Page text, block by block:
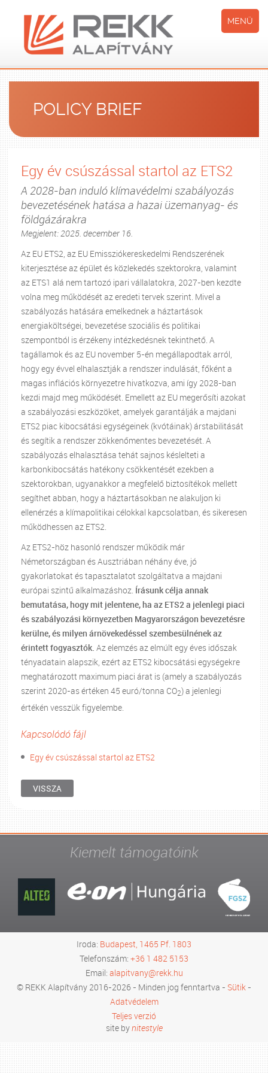
MENÜ
POLICY BRIEF
Egy év csúszással startol az ETS2
A 2028-ban induló klímavédelmi szabályozás
bevezetésének hatása a hazai üzemanyag- és
földgázárakra
Megjelent: 2025. december 16.
Az EU ETS2, az EU Emissziókereskedelmi Rendszerének
kiterjesztése az épület és közlekedés szektorokra, valamint
az ETS1 alá nem tartozó ipari vállalatokra, 2027-ben kezdte
volna meg működését az eredeti tervek szerint. Mivel a
szabályozás hatására emelkednek a háztartások
energiaköltségei, bevezetése szociális és politikai
szempontból is érzékeny intézkedésnek tekinthető. A
tagállamok és az EU november 5-én megállapodtak arról,
hogy egy évvel elhalasztják a rendszer indulását, főként a
magas inflációs környezetre hivatkozva, ami így 2028-ban
kezdi majd meg működését. Emellett az EU megerősíti azokat
a szabályozási eszközöket, amelyek garantálják a majdani
ETS2 piac kibocsátási egységeinek (kvótáinak) árstabilitását
és segítik a rendszer zökkenőmentes bevezetését. A
szabályozás elhalasztása tehát sajnos késlelteti a
karbonkibocsátás hatékony csökkentését ezekben a
szektorokban, ugyanakkor a megfelelő biztosítékok mellett
segíthet abban, hogy a háztartásokban ne alakuljon ki
ellenérzés a klímapolitikai célokkal kapcsolatban, és sikeresen
működhessen az ETS2.
Az ETS2-höz hasonló rendszer működik már
Németországban és Ausztriában néhány éve, jó
gyakorlatokat és tapasztalatot szolgáltatva a majdani
európai szintű alkalmazáshoz. Írásunk célja annak
bemutatása, hogy mit jelentene, ha az ETS2 a jelenlegi piaci
és szabályozási környezetben Magyarországon bevezetésre
kerülne, és milyen árnövekedéssel szembesülnének az
érintett fogyasztók. Az elemzés az elmúlt egy éves időszak
tényadatain alapszik, ezért az ETS2 kibocsátási egységekre
meghatározott maximum piaci árat is (amely a szabályozás
szerint 2020-as értéken 45 euró/tonna CO2) a jelenlegi
értékén vesszük figyelembe.
Kapcsolódó fájl
Egy év csúszással startol az ETS2
VISSZA
Kiemelt támogatóink
Iroda: Budapest, 1465 Pf. 1803
Telefonszám: +36 1 482 5153
Email: alapitvany@rekk.hu
© REKK Alapítvány 2016-2026 - Minden jog fenntartva - Sütik -
Adatvédelem
Teljes verzió
site bynitestyle